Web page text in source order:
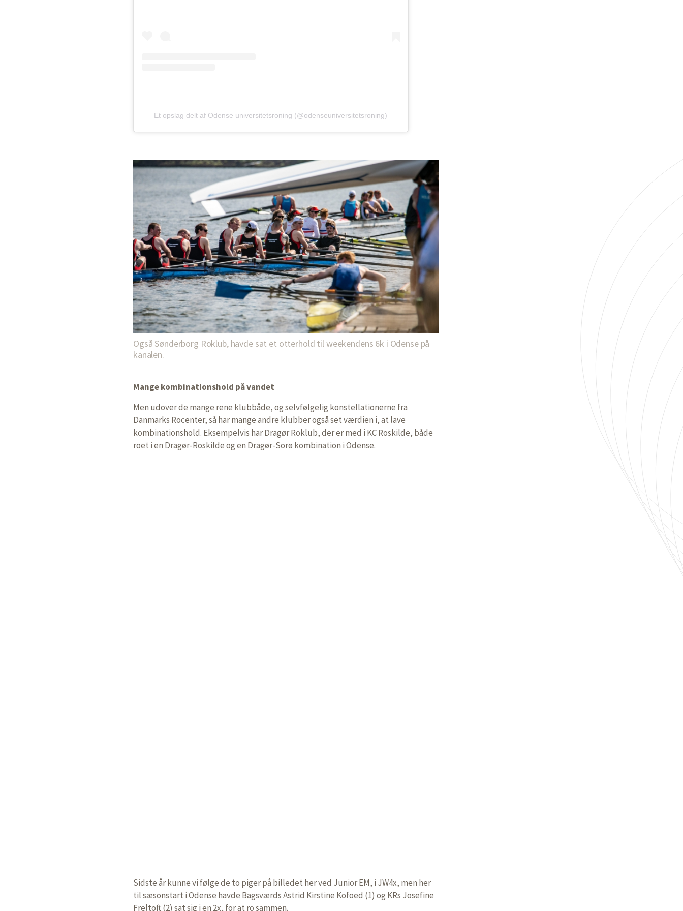
Et opslag delt af Odense universitetsroning (@odenseuniversitetsroning)
Også Sønderborg Roklub, havde sat et otterhold til weekendens 6k i Odense på
kanalen.
Mange kombinationshold på vandet
Men udover de mange rene klubbåde, og selvfølgelig konstellationerne fra
Danmarks Rocenter, så har mange andre klubber også set værdien i, at lave
kombinationshold. Eksempelvis har Dragør Roklub, der er med i KC Roskilde, både
roet i en Dragør-Roskilde og en Dragør-Sorø kombination i Odense.
Sidste år kunne vi følge de to piger på billedet her ved Junior EM, i JW4x, men her
til sæsonstart i Odense havde Bagsværds Astrid Kirstine Kofoed (1) og KRs Josefine
Freltoft (2) sat sig i en 2x, for at ro sammen.